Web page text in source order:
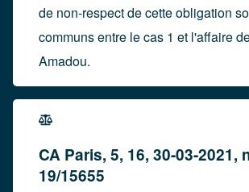
de non-respect de cette obligation
communs entre le cas 1 et l'affaire
Amadou.
CA Paris, 5, 16, 30-03-2021,
19/15655